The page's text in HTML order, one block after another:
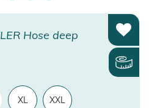
Hose deep
XL XXL